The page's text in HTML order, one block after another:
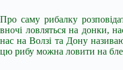
Про саму рибалку
вночі ловляться на донки,
нас на Волзі та Дону
цю рибу можна ловити на